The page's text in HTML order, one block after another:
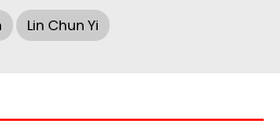
Lin Chun Yi